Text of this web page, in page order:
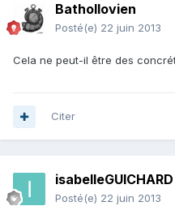
Bathollovien
Posté(e) 22 juin 2013
Cela ne peut-il être des
Citer
isabelleGUICHARD
Posté(e) 22 juin 2013